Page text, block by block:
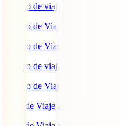
Seguro de viaje a México
Seguro de Viaje a Tailandia
Seguro de Viaje a China
Seguro de viaje a República
Seguro de Viaje a Colombia
Guía de Viaje a Estados Unidos